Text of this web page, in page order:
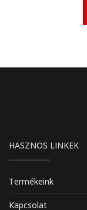
HASZNOS LINKEK
Termékeink
Kapcsolat